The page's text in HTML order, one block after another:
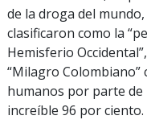
de la droga del
clasificaron como la
Hemisferio
“Milagro Colombiano”
humanos por parte de
increíble 96 por ciento.